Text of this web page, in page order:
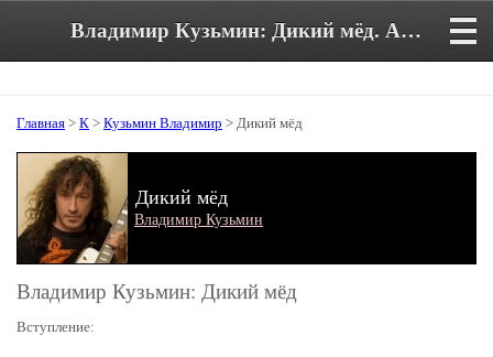
Владимир Кузьмин: Дикий мёд. Аккорды и текст песни
Главная > К > Кузьмин Владимир > Дикий мёд
Дикий мёд
Владимир Кузьмин
Владимир Кузьмин: Дикий мёд
Вступление: